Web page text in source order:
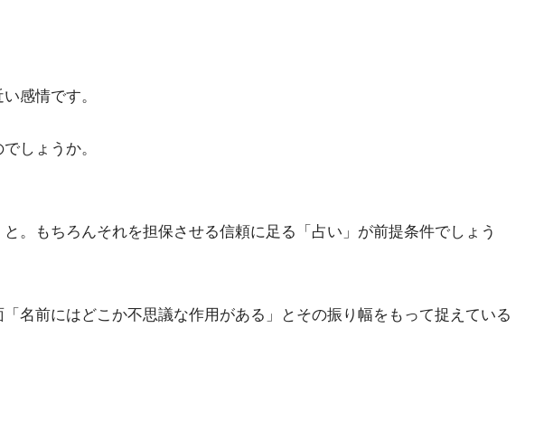
感情です。
しょうか。
。もちろんそれを担保させる信頼に足る「占い」が前提条件でしょう
名前にはどこか不思議な作用がある」とその振り幅をもって捉えている